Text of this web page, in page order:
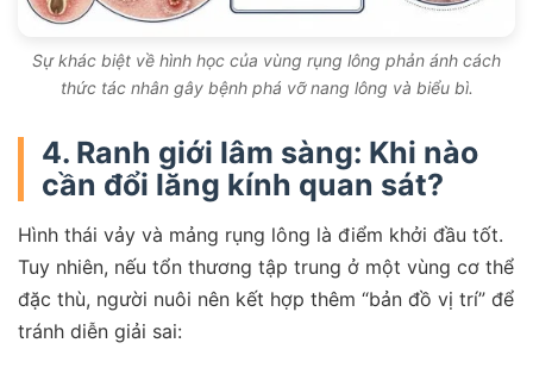
Sự khác biệt về hình học của vùng rụng lông phản ánh cách
thức tác nhân gây bệnh phá vỡ nang lông và biểu bì.
4. Ranh giới lâm sàng: Khi nào
cần đổi lăng kính quan sát?
Hình thái vảy và mảng rụng lông là điểm khởi đầu tốt.
Tuy nhiên, nếu tổn thương tập trung ở một vùng cơ thể
đặc thù, người nuôi nên kết hợp thêm “bản đồ vị trí” để
tránh diễn giải sai: